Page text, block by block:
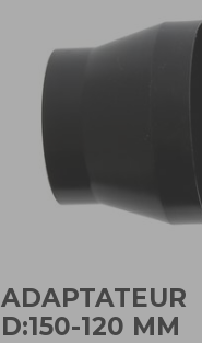
ADAPTATEUR
D:150-120 MM